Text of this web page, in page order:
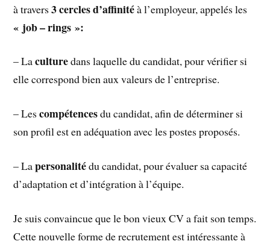
à travers3 cercles d’affinitéà l’employeur, appelés les
« job – rings »:
– Laculturedans laquelle du candidat, pour vérifier si
elle correspond bien aux valeurs de l’entreprise.
– Lescompétencesdu candidat, afin de déterminer si
son profil est en adéquation avec les postes proposés.
– Lapersonalitédu candidat, pour évaluer sa capacité
d’adaptation et d’intégration à l’équipe.
Je suis convaincue que le bon vieux CV a fait son temps.
Cette nouvelle forme de recrutement est intéressante à